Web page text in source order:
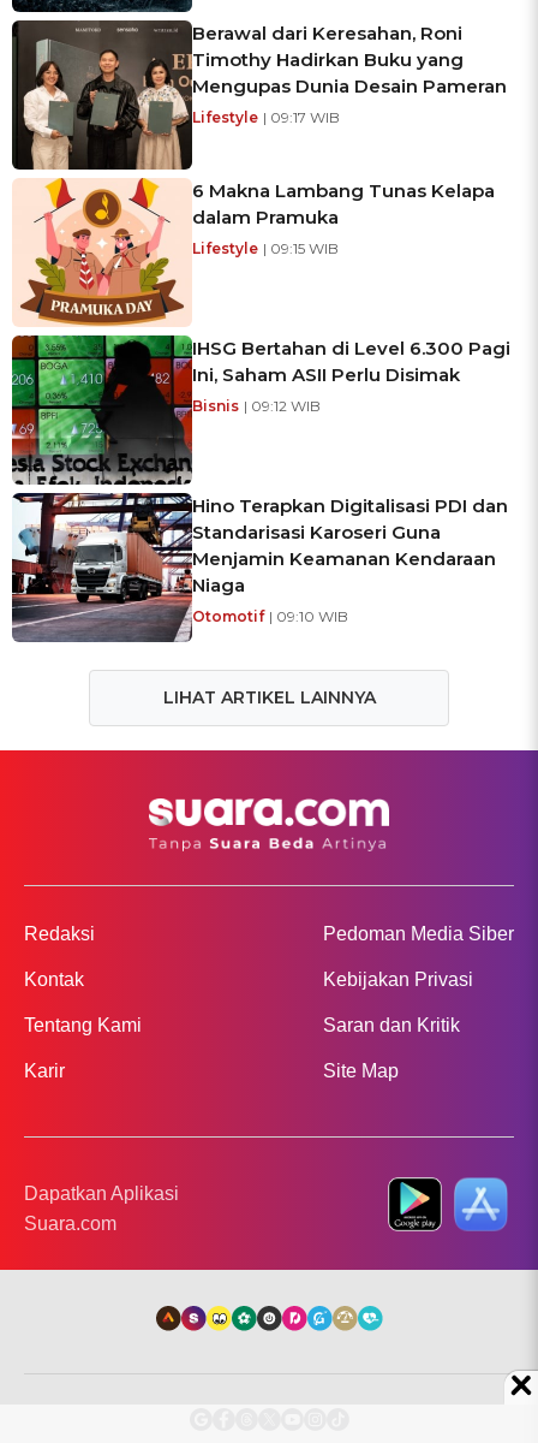
Berawal dari Keresahan, Roni
Timothy Hadirkan Buku yang
Mengupas Dunia Desain Pameran
Lifestyle | 09:17 WIB
6 Makna Lambang Tunas Kelapa
dalam Pramuka
Lifestyle | 09:15 WIB
IHSG Bertahan di Level 6.300 Pagi
Ini, Saham ASII Perlu Disimak
Bisnis | 09:12 WIB
Hino Terapkan Digitalisasi PDI dan
Standarisasi Karoseri Guna
Menjamin Keamanan Kendaraan
Niaga
Otomotif | 09:10 WIB
LIHAT ARTIKEL LAINNYA
Redaksi
Kontak
Tentang Kami
Karir
Pedoman Media Siber
Kebijakan Privasi
Saran dan Kritik
Site Map
Dapatkan Aplikasi
Suara.com